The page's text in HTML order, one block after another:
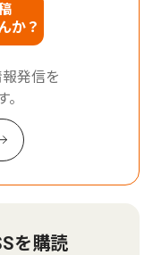
か？
発信を
を購読